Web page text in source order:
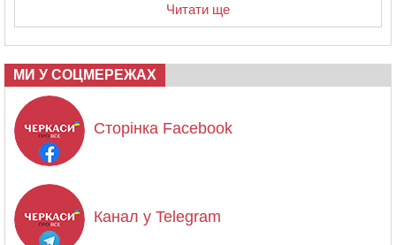
Читати ще
МИ У СОЦМЕРЕЖАХ
Сторінка Facebook
Канал у Telegram